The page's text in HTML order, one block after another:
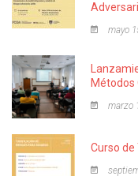
mayo
Métodos
marzo
Curso